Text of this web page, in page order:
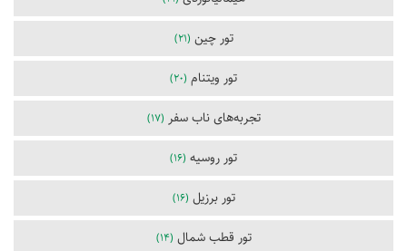
تور چین (21)
تور ویتنام (20)
تجربه‌های ناب سفر (17)
تور روسیه (16)
تور برزیل (16)
تور قطب شمال (14)